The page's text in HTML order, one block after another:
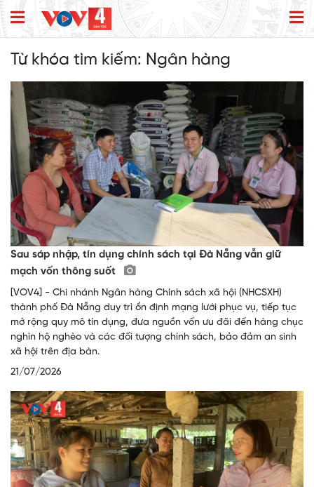
Từ khóa tìm kiếm: Ngân hàng
Sau sáp nhập, tín dụng chính sách tại Đà Nẵng vẫn giữ
mạch vốn thông suốt
[VOV4] - Chi nhánh Ngân hàng Chính sách xã hội (NHCSXH)
thành phố Đà Nẵng duy trì ổn định mạng lưới phục vụ, tiếp tục
mở rộng quy mô tín dụng, đưa nguồn vốn ưu đãi đến hàng chục
nghìn hộ nghèo và các đối tượng chính sách, bảo đảm an sinh
xã hội trên địa bàn.
21/07/2026